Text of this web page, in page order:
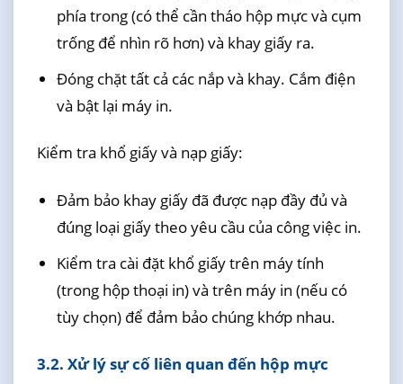
phía trong (có thể cần tháo hộp mực và cụm
trống để nhìn rõ hơn) và khay giấy ra.
Đóng chặt tất cả các nắp và khay. Cắm điện
và bật lại máy in.
Kiểm tra khổ giấy và nạp giấy:
Đảm bảo khay giấy đã được nạp đầy đủ và
đúng loại giấy theo yêu cầu của công việc in.
Kiểm tra cài đặt khổ giấy trên máy tính
(trong hộp thoại in) và trên máy in (nếu có
tùy chọn) để đảm bảo chúng khớp nhau.
3.2. Xử lý sự cố liên quan đến hộp mực